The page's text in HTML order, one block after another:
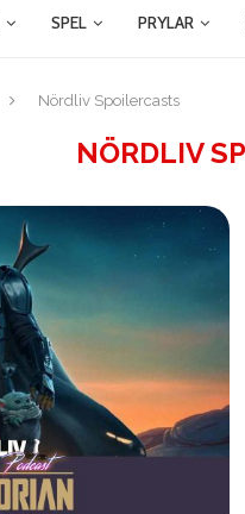
SPEL PRYLAR
Nördliv Spoilercasts
NÖRDLIV